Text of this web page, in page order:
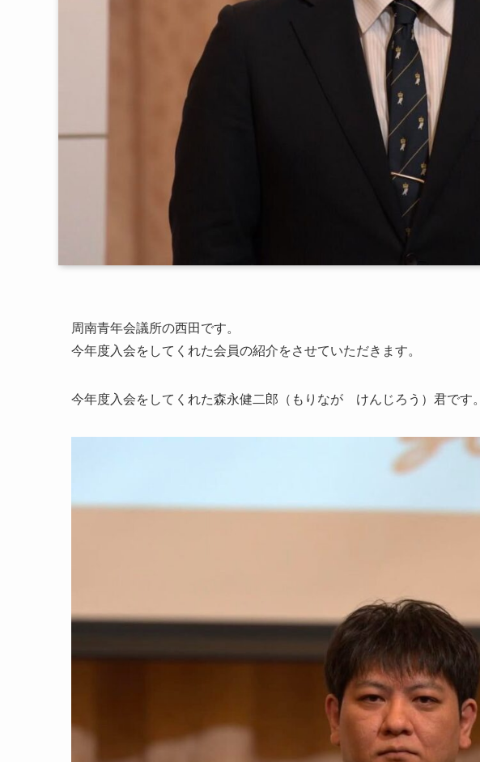
周南青年会議所の西田です。
今年度入会をしてくれた会員の紹介をさせていただきます。
今年度入会をしてくれた森永健二郎（もりなが けんじろう）君です。